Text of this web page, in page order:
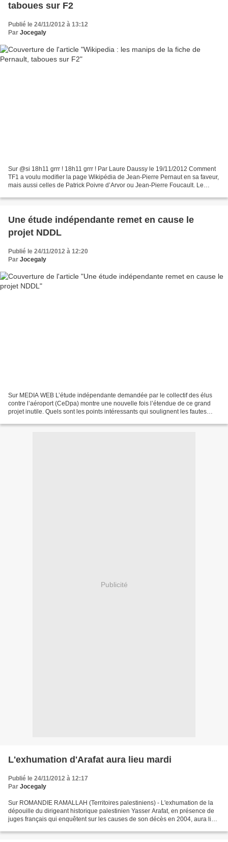
taboues sur F2
Publié le 24/11/2012 à 13:12
Par Jocegaly
Sur @si 18h11 grrr ! 18h11 grrr ! Par Laure Daussy le 19/11/2012 Comment
TF1 a voulu modifier la page Wikipédia de Jean-Pierre Pernaut en sa faveur,
mais aussi celles de Patrick Poivre d’Arvor ou Jean-Pierre Foucault. Le
Une étude indépendante remet en cause le
projet NDDL
Publié le 24/11/2012 à 12:20
Par Jocegaly
Sur MEDIA WEB L’étude indépendante demandée par le collectif des élus
contre l’aéroport (CeDpa) montre une nouvelle fois l’étendue de ce grand
projet inutile. Quels sont les points intéressants qui soulignent les fautes
Publicité
L'exhumation d'Arafat aura lieu mardi
Publié le 24/11/2012 à 12:17
Par Jocegaly
Sur ROMANDIE RAMALLAH (Territoires palestiniens) - L'exhumation de la
dépouille du dirigeant historique palestinien Yasser Arafat, en présence de
juges français qui enquêtent sur les causes de son décès en 2004, aura lieu